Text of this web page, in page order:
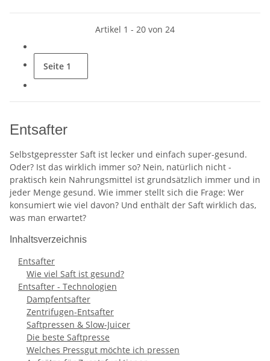
Artikel 1 - 20 von 24
Seite 1
Entsafter
Selbstgepresster Saft ist lecker und einfach super-gesund.
Oder? Ist das wirklich immer so? Nein, natürlich nicht -
praktisch kein Nahrungsmittel ist grundsätzlich immer und in
jeder Menge gesund. Wie immer stellt sich die Frage: Wer
konsumiert wie viel davon? Und enthält der Saft wirklich das,
was man erwartet?
Inhaltsverzeichnis
Entsafter
Wie viel Saft ist gesund?
Entsafter - Technologien
Dampfentsafter
Zentrifugen-Entsafter
Saftpressen & Slow-Juicer
Die beste Saftpresse
Welches Pressgut möchte ich pressen